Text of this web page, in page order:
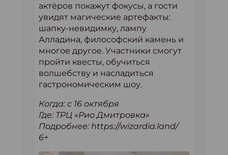
актёров покажут фокусы, а гости
увидят магические артефакты:
шапку-невидимку, лампу
Алладина, философский камень и
многое другое. Участники смогут
пройти квесты, обучиться
волшебству и насладиться
гастрономическим шоу.
Когда: с 16 октября
Где: ТРЦ «Рио Дмитровка»
Подробнее: https://wizardia.land/
6+